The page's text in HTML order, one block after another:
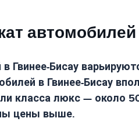
Гвинее-Бисау
в Гвинее-Бисау
класса люкс — около
цены выше.